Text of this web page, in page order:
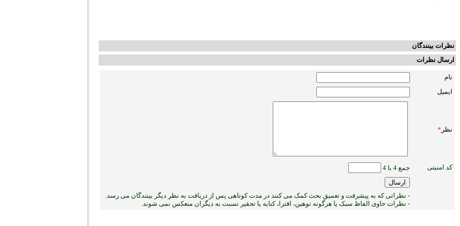
نظرات بینندگان
ارسال نظرات
نام
ایمیل
نظر *
کد امنیتی جمع 4 با 4
- نظراتی که به پیشرفت و تعمیق بحث کمک می کنند در مدت کوتاهی پس از دریافت به نظر دیگر بینندگان می رسد.
- نظرات حاوی الفاظ سبک یا هرگونه توهین، افترا، کنایه یا تحقیر نسبت به دیگران منعکس نمی ‏شوند.